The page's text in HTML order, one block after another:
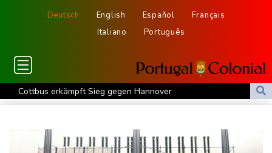
Deutsch English Español
Français
Italiano
Português
Cottbus erkämpft Sieg gegen Hannover
Überragender Zoma schießt Nürnberg zum Auftaktsieg
Flugstreichungen und Evakuierungen: Taifun "Dolphin" in